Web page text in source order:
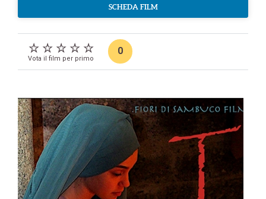
SCHEDA FILM
Vota il film per primo
0